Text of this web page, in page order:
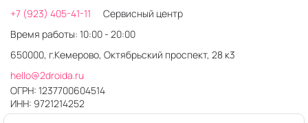
+7 (923) 405-41-11
Сервисный центр
Время работы: 10:00 - 20:00
650000, г.Кемерово, Октябрьский проспект, 28 к3
hello@2droida.ru
ОГРН: 1237700604514
ИНН: 9721214252